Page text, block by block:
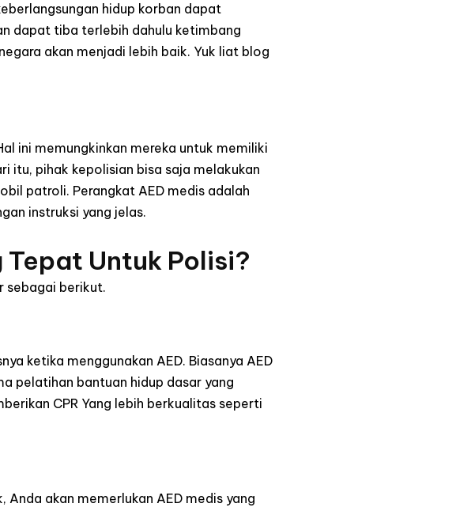
hidup korban dapat
dapat tiba terlebih dahulu ketimbang
akan menjadi lebih baik. Yuk liat blog
ini memungkinkan mereka untuk memiliki
itu, pihak kepolisian bisa saja melakukan
patroli. Perangkat AED medis adalah
instruksi yang jelas.
Tepat Untuk Polisi?
sebagai berikut.
ketika menggunakan AED. Biasanya AED
pelatihan bantuan hidup dasar yang
CPR Yang lebih berkualitas seperti
akan memerlukan AED medis yang